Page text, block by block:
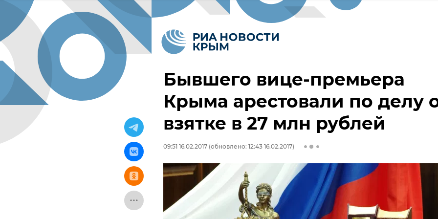
Бывшего вице-премьера
Крыма арестовали по делу
взятке в 27 млн рублей
09:51 16.02.2017 (обновлено: 12:43 16.02.2017)